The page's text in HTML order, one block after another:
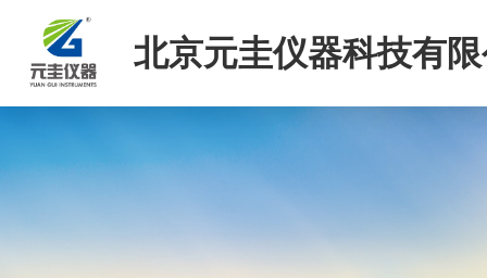
北京元圭仪器科技有